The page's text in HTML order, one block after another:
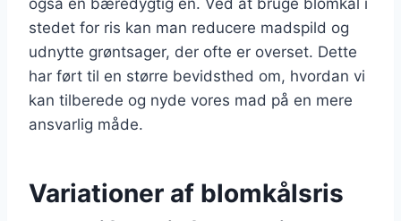
stedet for ris kan man reducere madspild og
udnytte grøntsager, der ofte er overset. Dette
har ført til en større bevidsthed om, hvordan vi
kan tilberede og nyde vores mad på en mere
ansvarlig måde.
Variationer af blomkålsris